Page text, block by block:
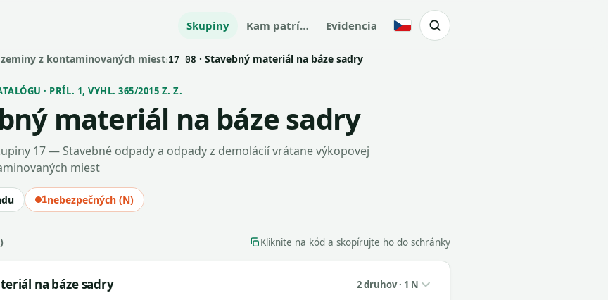
Skupiny Kam patrí… Evidencia Česky
z kontaminovaných miest›17 08 · Stavebný materiál na báze sadry
· PRÍL. 1, VYHL. 365/2015 Z. Z.
materiál na báze sadry
17 — Stavebné odpady a odpady z demolácií vrátane výkopovej
miest
1nebezpečných (N)
Kliknite na kód a skopírujte ho do schránky
na báze sadry 2 druhov · 1 N